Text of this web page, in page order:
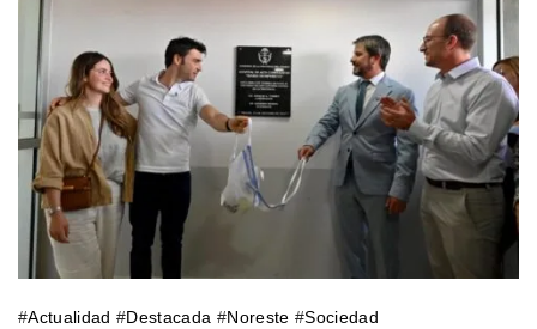
#Actualidad #Destacada #Noreste #Sociedad